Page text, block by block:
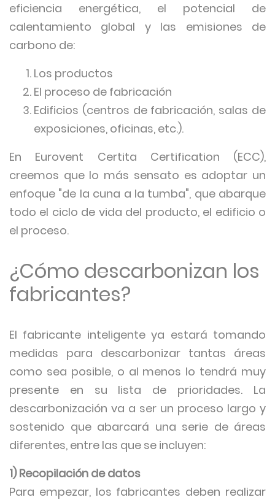
eficiencia energética, el potencial de
calentamiento global y las emisiones de
carbono de:
Los productos
El proceso de fabricación
Edificios (centros de fabricación, salas de
exposiciones, oficinas, etc.).
En Eurovent Certita Certification (ECC),
creemos que lo más sensato es adoptar un
enfoque "de la cuna a la tumba", que abarque
todo el ciclo de vida del producto, el edificio o
el proceso.
¿Cómo descarbonizan los
fabricantes?
El fabricante inteligente ya estará tomando
medidas para descarbonizar tantas áreas
como sea posible, o al menos lo tendrá muy
presente en su lista de prioridades. La
descarbonización va a ser un proceso largo y
sostenido que abarcará una serie de áreas
diferentes, entre las que se incluyen:
1) Recopilación de datos
Para empezar, los fabricantes deben realizar